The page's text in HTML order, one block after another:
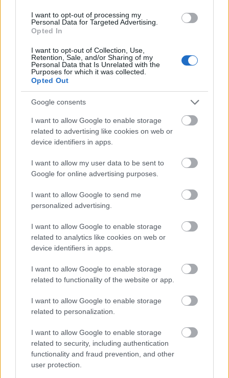
I want to opt-out of processing my
Personal Data for Targeted Advertising.
Opted In
I want to opt-out of Collection, Use,
Retention, Sale, and/or Sharing of my
Personal Data that Is Unrelated with the
Purposes for which it was collected.
Opted Out
Google consents
I want to allow Google to enable storage
related to advertising like cookies on web or
device identifiers in apps.
I want to allow my user data to be sent to
Google for online advertising purposes.
I want to allow Google to send me
personalized advertising.
I want to allow Google to enable storage
related to analytics like cookies on web or
device identifiers in apps.
I want to allow Google to enable storage
related to functionality of the website or app.
I want to allow Google to enable storage
related to personalization.
I want to allow Google to enable storage
related to security, including authentication
functionality and fraud prevention, and other
user protection.
Induljon a Banzáj!
2009. szeptember 20.
A bejegyzés a nyugalom megzavarására alkalmas
képi és hanghatásokat tartalmaz, így megkérjünk
blogunk olvasóit, hogy kiskorúak előtt semmiképp
ne tekintsék meg, illetve ez úton kérjük gyengébb
idegzetű olvasóinkat, hogy navigáljanak el az
oldalról. Szerkesztőségünk…
Amikor a labdarúgó zenésznek áll
Hevesi Tamás évtizedeken át tündökölt a bohócliga
ikonjaként. Már fiatal labdarúgóként is elbűvölte a
közönséget zseniális cseleivel. A Petőfi csarnokban